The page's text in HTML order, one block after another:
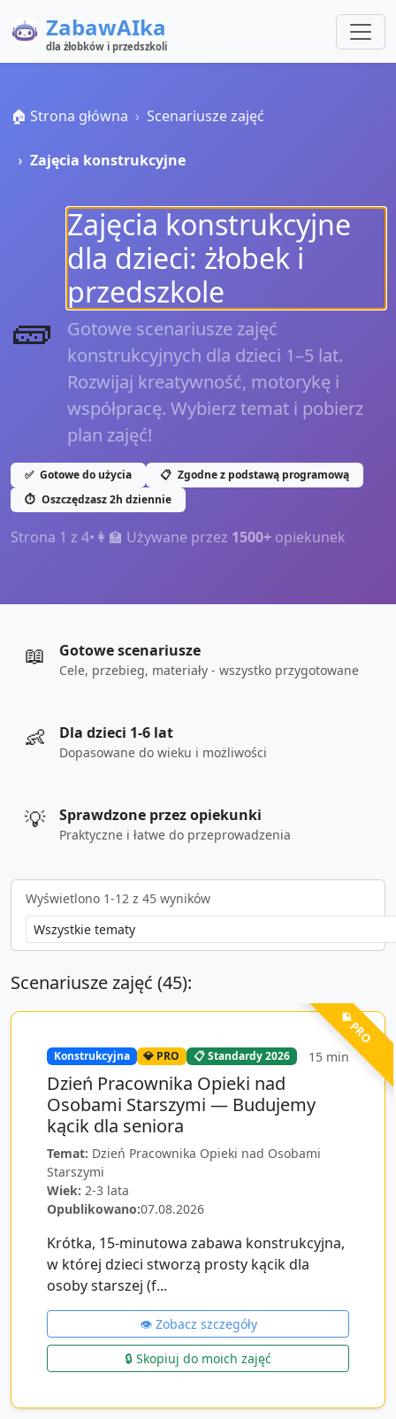
ZabawAIka
dla żłobków i przedszkoli
🏠 Strona główna Scenariusze zajęć
Zajęcia konstrukcyjne
🧱
Zajęcia konstrukcyjne
dla dzieci: żłobek i
przedszkole
Gotowe scenariusze zajęć
konstrukcyjnych dla dzieci 1–5 lat.
Rozwijaj kreatywność, motorykę i
współpracę. Wybierz temat i pobierz
plan zajęć!
✅ Gotowe do użycia 📋 Zgodne z podstawą programową
⏱️ Oszczędzasz 2h dziennie
Strona 1 z 4• 👩‍🏫 Używane przez 1500+ opiekunek
📖 Gotowe scenariusze
Cele, przebieg, materiały - wszystko przygotowane
👶 Dla dzieci 1-6 lat
Dopasowane do wieku i możliwości
💡 Sprawdzone przez opiekunki
Praktyczne i łatwe do przeprowadzenia
Wyświetlono 1-12 z 45 wyników
Scenariusze zajęć (45):
💎 PRO
Konstrukcyjna 💎 PRO 📋 Standardy 2026 15 min
Dzień Pracownika Opieki nad
Osobami Starszymi — Budujemy
kącik dla seniora
Temat: Dzień Pracownika Opieki nad Osobami
Starszymi
Wiek: 2-3 lata
Opublikowano:07.08.2026
Krótka, 15-minutowa zabawa konstrukcyjna,
w której dzieci stworzą prosty kącik dla
osoby starszej (f...
👁️ Zobacz szczegóły
🔒 Skopiuj do moich zajęć